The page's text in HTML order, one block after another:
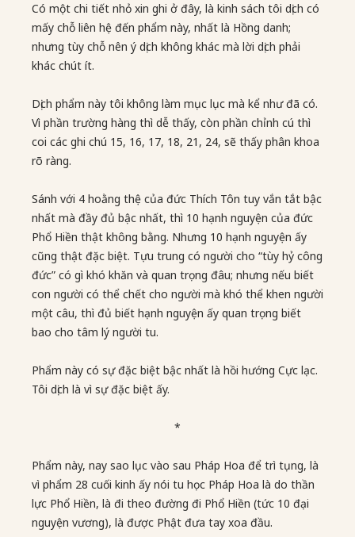
Có một chi tiết nhỏ xin ghi ở đây, là kinh sách tôi dịch có
mấy chỗ liên hệ đến phẩm này, nhất là Hồng danh;
nhưng tùy chỗ nên ý dịch không khác mà lời dịch phải
khác chút ít.
Dịch phẩm này tôi không làm mục lục mà kể như đã có.
Vì phần trường hàng thì dễ thấy, còn phần chỉnh cú thì
coi các ghi chú 15, 16, 17, 18, 21, 24, sẽ thấy phân khoa
rõ ràng.
Sánh với 4 hoằng thệ của đức Thích Tôn tuy vắn tắt bậc
nhất mà đầy đủ bậc nhất, thì 10 hạnh nguyện của đức
Phổ Hiền thật không bằng. Nhưng 10 hạnh nguyện ấy
cũng thật đặc biệt. Tựu trung có người cho “tùy hỷ công
đức” có gì khó khăn và quan trọng đâu; nhưng nếu biết
con người có thể chết cho người mà khó thể khen người
một câu, thì đủ biết hạnh nguyện ấy quan trọng biết
bao cho tâm lý người tu.
Phẩm này có sự đặc biệt bậc nhất là hồi hướng Cực lạc.
Tôi dịch là vì sự đặc biệt ấy.
*
Phẩm này, nay sao lục vào sau Pháp Hoa để trì tụng, là
vì phẩm 28 cuối kinh ấy nói tu học Pháp Hoa là do thần
lực Phổ Hiền, là đi theo đường đi Phổ Hiền (tức 10 đại
nguyện vương), là được Phật đưa tay xoa đầu.